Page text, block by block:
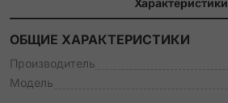
Характеристики
ОБЩИЕ ХАРАКТЕРИСТИКИ
Производитель
Модель